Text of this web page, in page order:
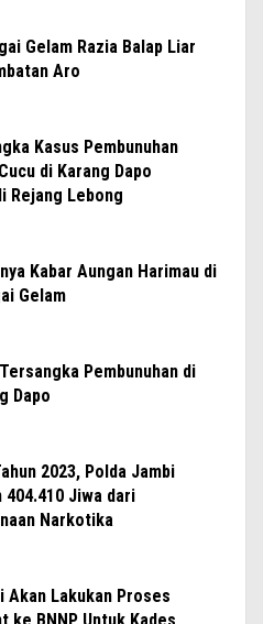
Gelam Razia Balap Liar
Aro
Kasus Pembunuhan
di Karang Dapo
Rejang Lebong
Kabar Aungan Harimau di
Gelam
Pembunuhan di
Dapo
2023, Polda Jambi
404.410 Jiwa dari
Narkotika
Akan Lakukan Proses